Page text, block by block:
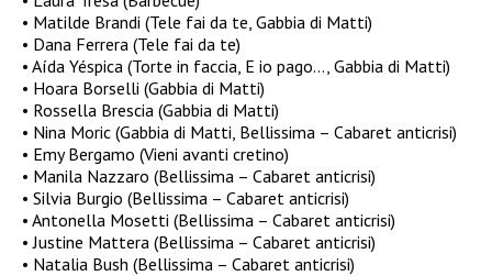
• Matilde Brandi (Tele fai da te, Gabbia di Matti)
• Dana Ferrera (Tele fai da te)
• Aída Yéspica (Torte in faccia, E io pago…, Gabbia di Matti)
• Hoara Borselli (Gabbia di Matti)
• Rossella Brescia (Gabbia di Matti)
• Nina Moric (Gabbia di Matti, Bellissima – Cabaret anticrisi)
• Emy Bergamo (Vieni avanti cretino)
• Manila Nazzaro (Bellissima – Cabaret anticrisi)
• Silvia Burgio (Bellissima – Cabaret anticrisi)
• Antonella Mosetti (Bellissima – Cabaret anticrisi)
• Justine Mattera (Bellissima – Cabaret anticrisi)
• Natalia Bush (Bellissima – Cabaret anticrisi)